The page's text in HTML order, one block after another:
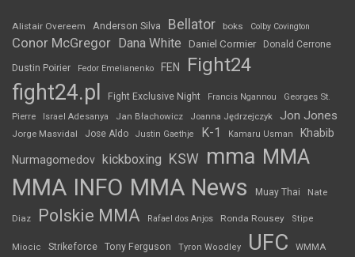
Alistair Overeem Anderson Silva Bellator boks Colby Covington
Conor McGregor Dana White Daniel Cormier Donald Cerrone
Dustin Poirier Fedor Emelianenko FEN Fight24
fight24.pl Fight Exclusive Night Francis Ngannou
Georges St.
Pierre
Israel Adesanya Jan Błachowicz Joanna Jędrzejczyk Jon Jones
Jorge Masvidal Jose Aldo Justin Gaethje K-1 Kamaru Usman Khabib
Nurmagomedov kickboxing KSW mma MMA
MMA INFO MMA News Muay Thai Nate
Diaz Polskie MMA Rafael dos Anjos Ronda Rousey Stipe
Miocic Strikeforce Tony Ferguson Tyron Woodley UFC WMMA